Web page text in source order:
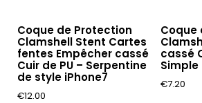
Coque de Protection
Clamshell Stent Cartes
fentes Empêcher cassé
Cuir de PU – Serpentine
de style iPhone7
€12.00
Coque
cassé
€7.20